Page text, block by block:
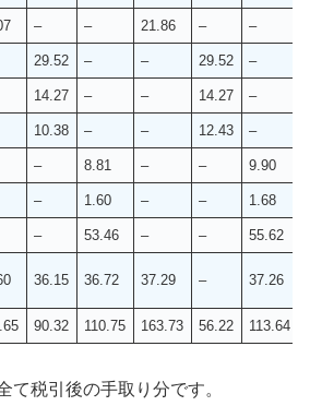
– – 21.86 – –
29.52 – – 29.52 –
14.27 – – 14.27 –
10.38 – – 12.43 –
– 8.81 – – 9.90
– 1.60 – – 1.68
– 53.46 – – 55.62
36.15 36.72 37.29 – 37.26
90.32 110.75 163.73 56.22 113.64
税引後の手取り分です。